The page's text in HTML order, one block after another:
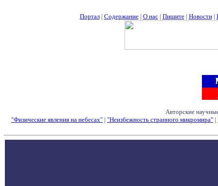
Портал| Содержание| О нас| Пишите| Новости|
Авторские
"Физические явления на небесах" | "Неизбежность странного микромира" |